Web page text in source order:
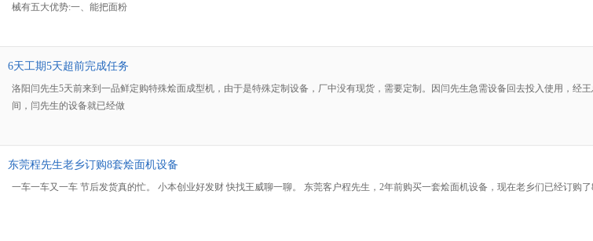
械有五大优势:一、能把面粉
6天工期5天超前完成任务
洛阳闫先生5天前来到一品鲜定购特殊烩面成型机，由于是特殊定制设备，厂中没有现货，需要定制。因闫先生急需设备回去投入使用，经
间，闫先生的设备就已经做
东莞程先生老乡订购8套烩面机设备
一车一车又一车 节后发货真的忙。 小本创业好发财 快找王威聊一聊。 东莞客户程先生，2年前购买一套烩面机设备，现在老乡们已经订购